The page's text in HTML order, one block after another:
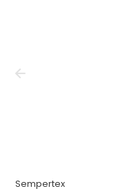
Sempertex